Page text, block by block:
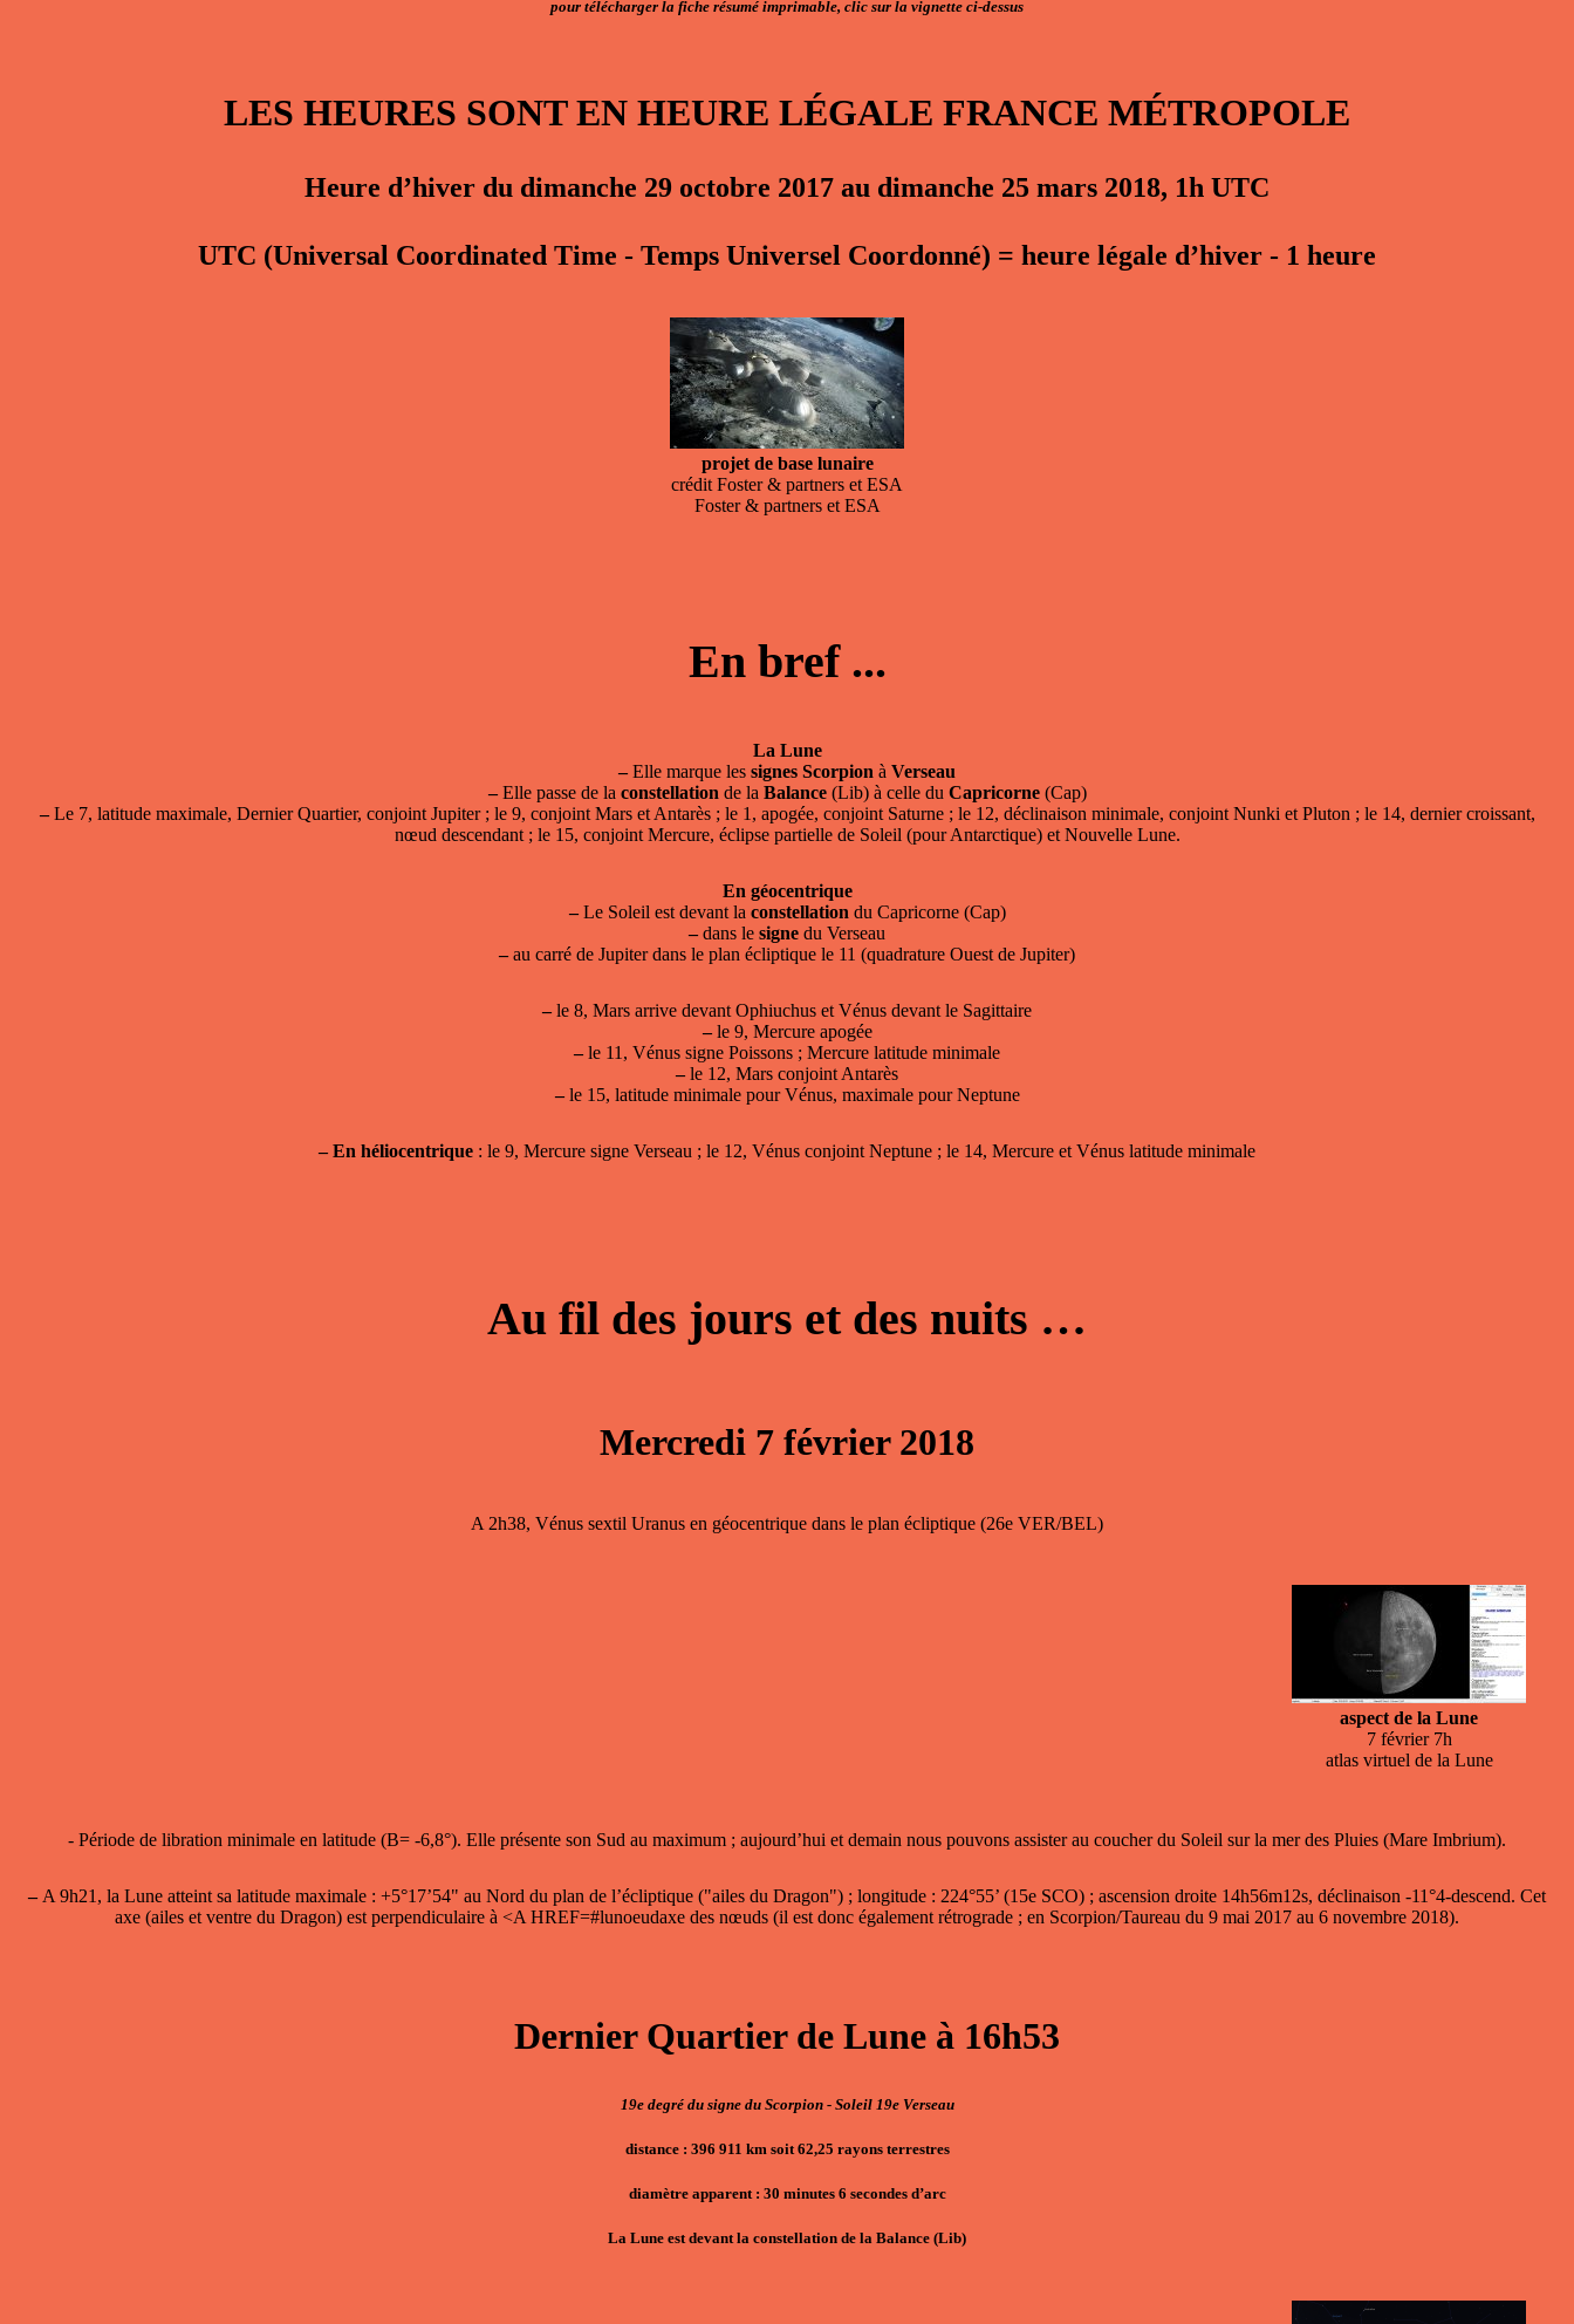
pour télécharger la fiche résumé imprimable, clic sur la vignette ci-dessus
LES HEURES SONT EN HEURE LÉGALE FRANCE MÉTROPOLE
Heure d’hiver du dimanche 29 octobre 2017 au dimanche 25 mars 2018, 1h UTC
UTC (Universal Coordinated Time - Temps Universel Coordonné) = heure légale d’hiver - 1 heure
projet de base lunaire
crédit Foster & partners et ESA
Foster & partners et ESA
En bref ...
La Lune
–Elle marque les signes Scorpion à Verseau
–Elle passe de la constellation de la Balance(Lib) à celle du Capricorne(Cap)
–Le 7, latitude maximale, Dernier Quartier, conjoint Jupiter ; le 9, conjoint Mars et Antarès ; le 1, apogée, conjoint Saturne ; le 12, déclinaison minimale, conjoint Nunki et Pluton ; le 14, dernier croissant,
nœud descendant ; le 15, conjoint Mercure, éclipse partielle de Soleil (pour Antarctique) et Nouvelle Lune.
En géocentrique
–Le Soleil est devant la constellation du Capricorne (Cap)
–dans le signe du Verseau
–au carré de Jupiter dans le plan écliptique le 11 (quadrature Ouest de Jupiter)
–le 8, Mars arrive devant Ophiuchus et Vénus devant le Sagittaire
–le 9, Mercure apogée
–le 11, Vénus signe Poissons ; Mercure latitude minimale
–le 12, Mars conjoint Antarès
–le 15, latitude minimale pour Vénus, maximale pour Neptune
– En héliocentrique : le 9, Mercure signe Verseau ; le 12, Vénus conjoint Neptune ; le 14, Mercure et Vénus latitude minimale
Au fil des jours et des nuits …
Mercredi 7 février 2018
A 2h38, Vénus sextil Uranus en géocentrique dans le plan écliptique (26e VER/BEL)
aspect de la Lune
7 février 7h
atlas virtuel de la Lune
- Période de libration minimale en latitude (B= -6,8°). Elle présente son Sud au maximum ; aujourd’hui et demain nous pouvons assister au coucher du Soleil sur la mer des Pluies (Mare Imbrium).
–A 9h21, la Lune atteint sa latitude maximale : +5°17’54" au Nord du plan de l’écliptique ("ailes du Dragon") ; longitude : 224°55’ (15e SCO) ; ascension droite 14h56m12s, déclinaison -11°4-descend. Cet
axe (ailes et ventre du Dragon) est perpendiculaire à <A HREF=#lunoeudaxe des nœuds (il est donc également rétrograde ; en Scorpion/Taureau du 9 mai 2017 au 6 novembre 2018).
Dernier Quartier de Lune à 16h53
19e degré du signe du Scorpion - Soleil 19e Verseau
distance : 396 911 km soit 62,25 rayons terrestres
diamètre apparent : 30 minutes 6 secondes d’arc
La Lune est devant la constellation de la Balance (Lib)